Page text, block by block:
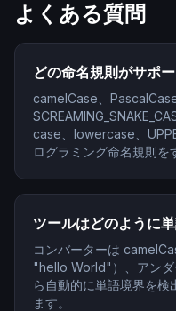
よくある質問
どの命名規則がサポ
camelCase、
case、lowercase、
ログラミング命名規則を
ツールはどのように
コンバーターは
"hello World"）、アンダ
ら自動的に単語境界を検
ます。